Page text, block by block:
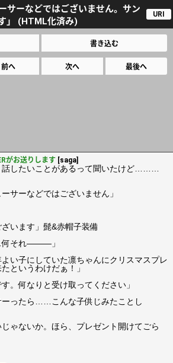
サーなどではございません。サン
」 (HTML化済み)
URI
書き込む
前へ 次へ 最後へ
がお送りします [saga]
したいことがあるって聞いたけど………
ーなどではございません」
います」髭&赤帽子装備
何それ―――」
い子にしていた凛ちゃんにクリスマスプレ
というわけだぁ！」
。何なりと受け取ってください」
ーったら……こんな子供じみたことし
ゃないか。ほら、プレゼント開けてごら